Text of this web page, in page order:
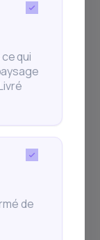
market
:
qui
de